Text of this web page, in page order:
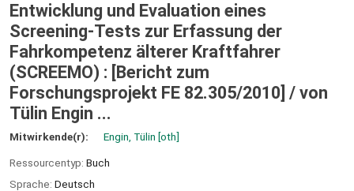
Entwicklung und Evaluation eines
Screening-Tests zur Erfassung der
Fahrkompetenz älterer Kraftfahrer
(SCREEMO) : [Bericht zum
Forschungsprojekt FE 82.305/2010] / von
Tülin Engin ...
Mitwirkende(r): Engin, Tülin [oth]
Ressourcentyp: Buch
Sprache: Deutsch